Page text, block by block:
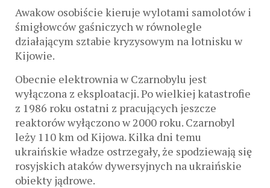
Awakow osobiście kieruje wylotami samolotów i
śmigłowców gaśniczych w równolegle
działającym sztabie kryzysowym na lotnisku w
Kijowie.
Obecnie elektrownia w Czarnobylu jest
wyłączona z eksploatacji. Po wielkiej katastrofie
z 1986 roku ostatni z pracujących jeszcze
reaktorów wyłączono w 2000 roku. Czarnobyl
leży 110 km od Kijowa. Kilka dni temu
ukraińskie władze ostrzegały, że spodziewają się
rosyjskich ataków dywersyjnych na ukraińskie
obiekty jądrowe.